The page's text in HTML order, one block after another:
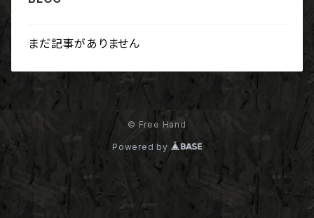
まだ記事がありません
© Free Hand
Powered by